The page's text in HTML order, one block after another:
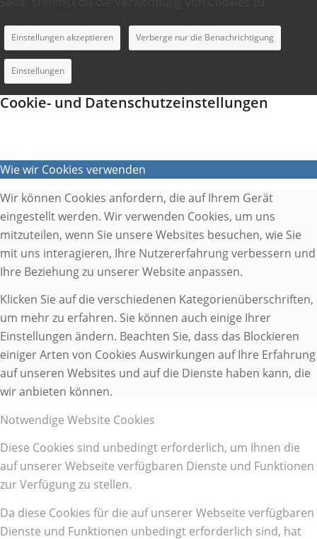
Einstellungen akzeptieren Verberge nur die Benachrichtigung
Einstellungen
Cookie- und Datenschutzeinstellungen
Wie wir Cookies verwenden
Wir können Cookies anfordern, die auf Ihrem Gerät
eingestellt werden. Wir verwenden Cookies, um uns
mitzuteilen, wenn Sie unsere Websites besuchen, wie Sie
mit uns interagieren, Ihre Nutzererfahrung verbessern und
Ihre Beziehung zu unserer Website anpassen.
Klicken Sie auf die verschiedenen Kategorienüberschriften,
um mehr zu erfahren. Sie können auch einige Ihrer
Einstellungen ändern. Beachten Sie, dass das Blockieren
einiger Arten von Cookies Auswirkungen auf Ihre Erfahrung
auf unseren Websites und auf die Dienste haben kann, die
wir anbieten können.
Notwendige Website Cookies
Diese Cookies sind unbedingt erforderlich, um Ihnen die
auf unserer Webseite verfügbaren Dienste und Funktionen
zur Verfügung zu stellen.
Da diese Cookies für die auf unserer Webseite verfügbaren
Dienste und Funktionen unbedingt erforderlich sind, hat